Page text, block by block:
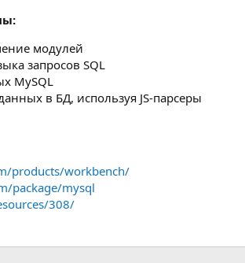
модулей
запросов SQL
MySQL
в БД, используя JS-парсеры
products/workbench/
package/mysql
308/